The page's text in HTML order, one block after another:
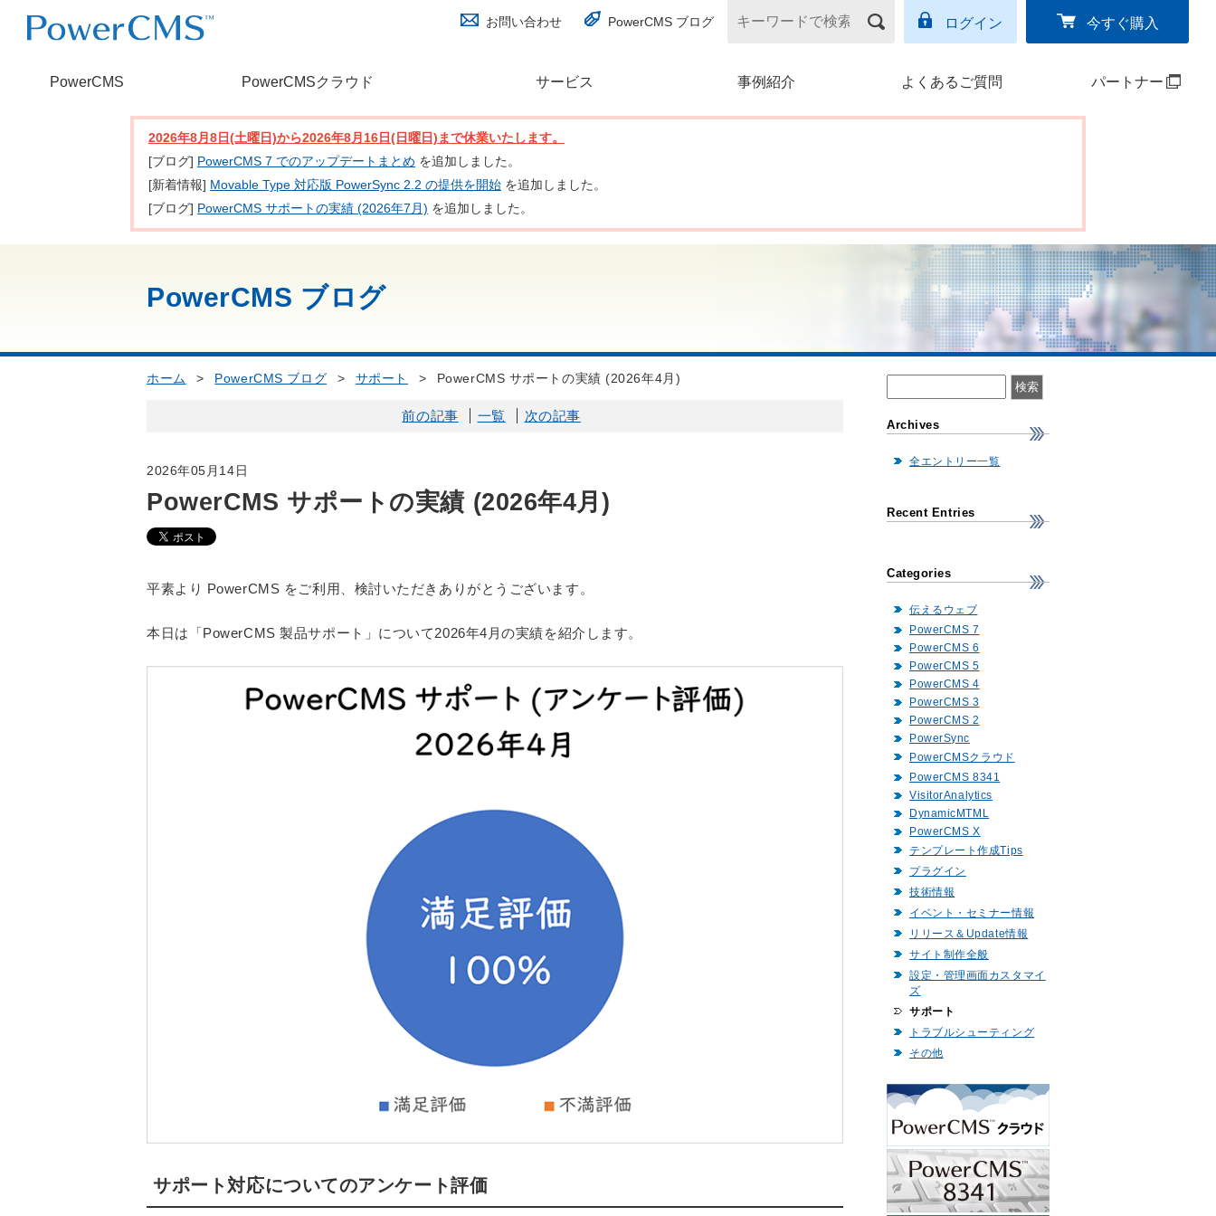
お問い合わせ PowerCMS ブログ ログイン 今すぐ購入
PowerCMS PowerCMSクラウド サービス 事例紹介 よくあるご質問 パートナー
(別ウィンドウで開く)
2026年8月8日(土曜日)から2026年8月16日(日曜日)まで休業いたします。
[ブログ] PowerCMS 7 でのアップデートまとめ を追加しました。
[新着情報] Movable Type 対応版 PowerSync 2.2 の提供を開始 を追加しました。
[ブログ] PowerCMS サポートの実績 (2026年7月) を追加しました。
PowerCMS ブログ
ホーム > PowerCMS ブログ > サポート > PowerCMS サポートの実績 (2026年4月)
前の記事 一覧 次の記事
2026年05月14日
PowerCMS サポートの実績 (2026年4月)
平素より PowerCMS をご利用、検討いただきありがとうございます。
本日は「PowerCMS 製品サポート」について2026年4月の実績を紹介します。
サポート対応についてのアンケート評価
Archives
全エントリー一覧
Recent Entries
Categories
伝えるウェブ
PowerCMS 7
PowerCMS 6
PowerCMS 5
PowerCMS 4
PowerCMS 3
PowerCMS 2
PowerSync
PowerCMSクラウド
PowerCMS 8341
VisitorAnalytics
DynamicMTML
PowerCMS X
テンプレート作成Tips
プラグイン
技術情報
イベント・セミナー情報
リリース＆Update情報
サイト制作全般
設定・管理画面カスタマイ
ズ
サポート
トラブルシューティング
その他